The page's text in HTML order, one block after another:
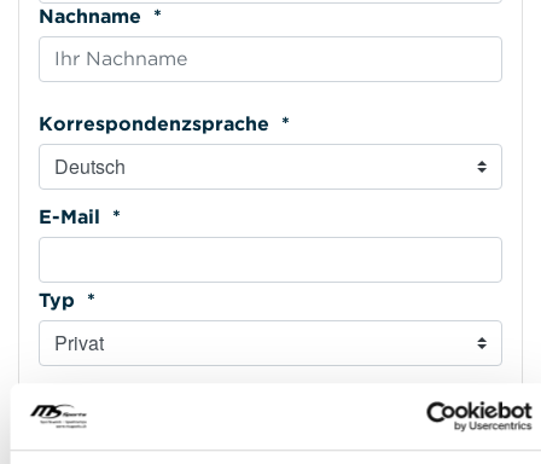
Nachname *
Korrespondenzsprache *
E-Mail *
Typ *